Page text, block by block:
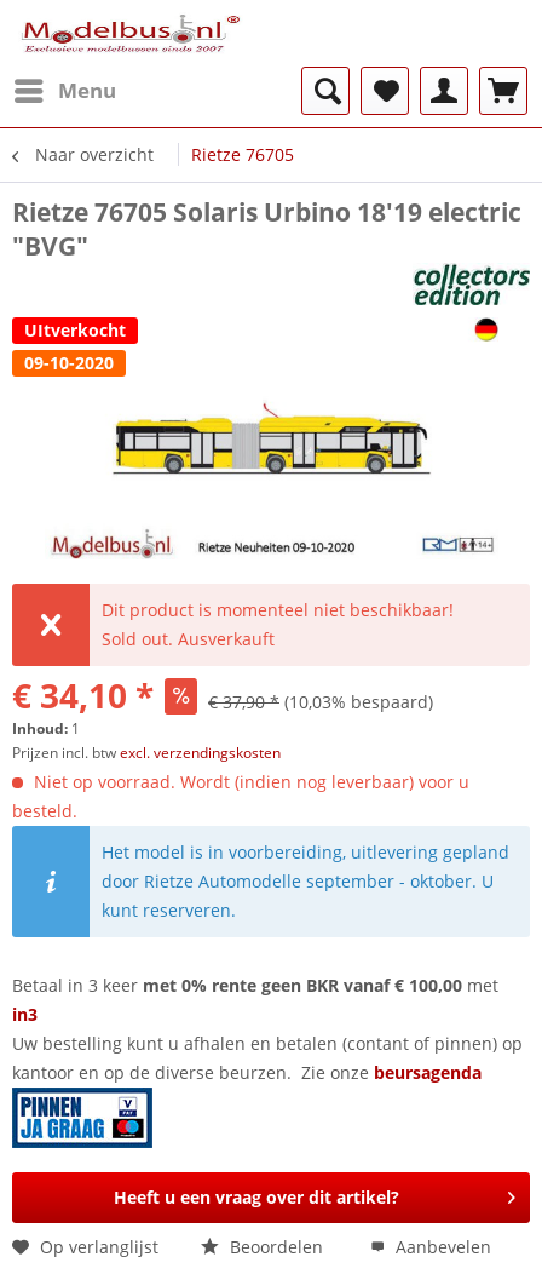
Menu
Naar overzicht Rietze 76705
Rietze 76705 Solaris Urbino 18'19 electric
"BVG"
UItverkocht
09-10-2020
Dit product is momenteel niet beschikbaar!
Sold out. Ausverkauft
€ 34,10 * € 37,90 * (10,03% bespaard)
Inhoud: 1
Prijzen incl. btwexcl. verzendingskosten
Niet op voorraad. Wordt (indien nog leverbaar) voor u
besteld.
Het model is in voorbereiding, uitlevering gepland
door Rietze Automodelle september - oktober. U
kunt reserveren.
Betaal in 3 keer met 0% rente geen BKR vanaf € 100,00 met
in3
Uw bestelling kunt u afhalen en betalen (contant of pinnen) op
kantoor en op de diverse beurzen. Zie onze beursagenda
Heeft u een vraag over dit artikel?
Op verlanglijst Beoordelen Aanbevelen